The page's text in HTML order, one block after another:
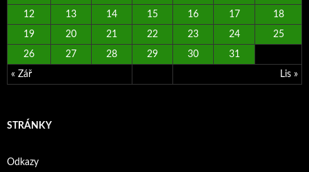
« Zář Lis »
12 13 14 15 16 17 18
19 20 21 22 23 24 25
26 27 28 29 30 31
STRÁNKY
Odkazy